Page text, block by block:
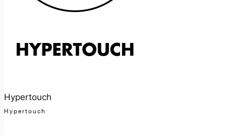
Hypertouch
Hypertouch